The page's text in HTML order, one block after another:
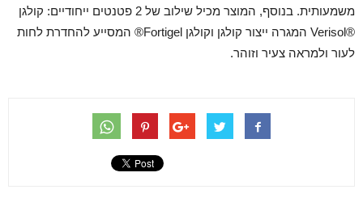
משמעותית. בנוסף, המוצר מכיל שילוב של 2 פטנטים ייחודיים: קולגן
®Verisol המגרה ייצור קולגן וקולגן Fortigel® המסייע להחדרת לחות
לעור ולמראה צעיר וזוהר.